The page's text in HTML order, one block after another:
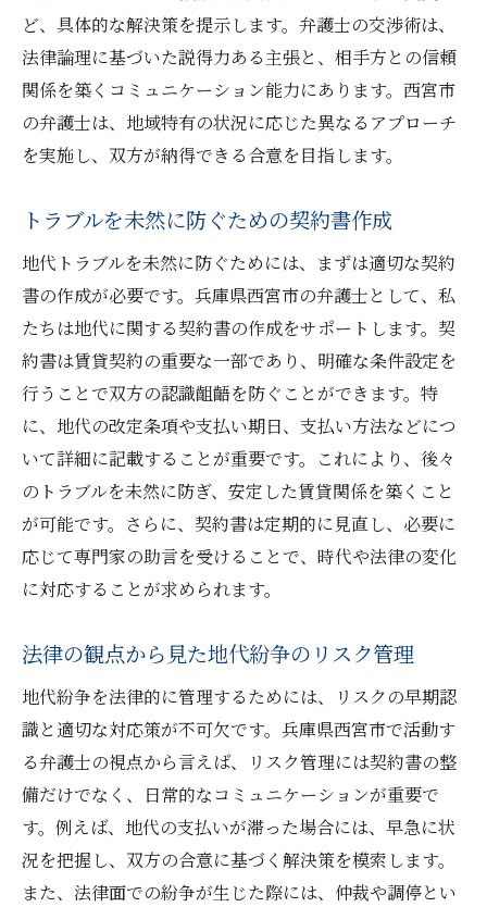
ど、具体的な解決策を提示します。弁護士の交渉術は、
法律論理に基づいた説得力ある主張と、相手方との信頼
関係を築くコミュニケーション能力にあります。西宮市
の弁護士は、地域特有の状況に応じた異なるアプローチ
を実施し、双方が納得できる合意を目指します。
トラブルを未然に防ぐための契約書作成
地代トラブルを未然に防ぐためには、まずは適切な契約
書の作成が必要です。兵庫県西宮市の弁護士として、私
たちは地代に関する契約書の作成をサポートします。契
約書は賃貸契約の重要な一部であり、明確な条件設定を
行うことで双方の認識齟齬を防ぐことができます。特
に、地代の改定条項や支払い期日、支払い方法などにつ
いて詳細に記載することが重要です。これにより、後々
のトラブルを未然に防ぎ、安定した賃貸関係を築くこと
が可能です。さらに、契約書は定期的に見直し、必要に
応じて専門家の助言を受けることで、時代や法律の変化
に対応することが求められます。
法律の観点から見た地代紛争のリスク管理
地代紛争を法律的に管理するためには、リスクの早期認
識と適切な対応策が不可欠です。兵庫県西宮市で活動す
る弁護士の視点から言えば、リスク管理には契約書の整
備だけでなく、日常的なコミュニケーションが重要で
す。例えば、地代の支払いが滞った場合には、早急に状
況を把握し、双方の合意に基づく解決策を模索します。
また、法律面での紛争が生じた際には、仲裁や調停とい